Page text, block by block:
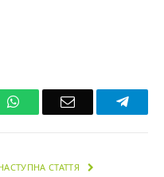
WhatsAppEmail
НАСТУПНА СТАТТЯ